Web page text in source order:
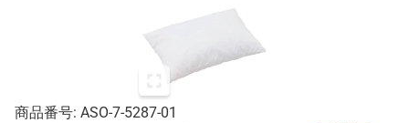
商品番号: ASO-7-5287-01